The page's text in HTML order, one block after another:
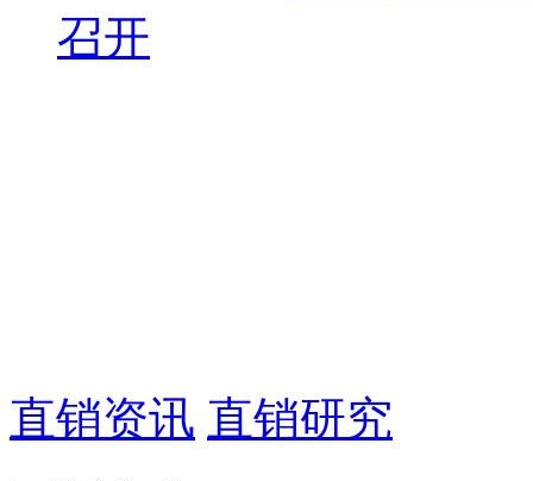
召开
直销资讯 直销研究